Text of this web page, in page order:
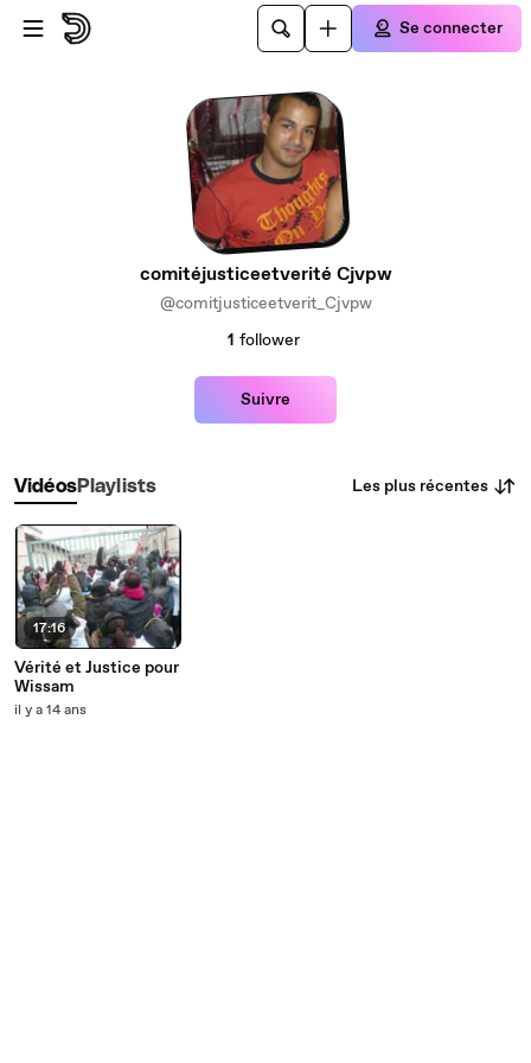
Passer au contenu principal
Se connecter
comitéjusticeetverité Cjvpw
@comitjusticeetverit_Cjvpw
1 follower
Suivre
VidéosPlaylists Les plus récentes
17:16
Vérité et Justice pour
Wissam
il y a 14 ans